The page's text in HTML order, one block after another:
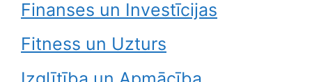
Finanses un Investīcijas
Fitness un Uzturs